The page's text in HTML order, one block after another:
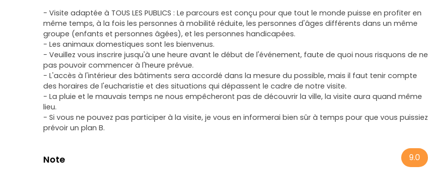
- Visite adaptée à TOUS LES PUBLICS : Le parcours est conçu pour que tout le monde puisse en profiter en
même temps, à la fois les personnes à mobilité réduite, les personnes d'âges différents dans un même
groupe (enfants et personnes âgées), et les personnes handicapées.
- Les animaux domestiques sont les bienvenus.
- Veuillez vous inscrire jusqu'à une heure avant le début de l'événement, faute de quoi nous risquons de ne
pas pouvoir commencer à l'heure prévue.
- L'accès à l'intérieur des bâtiments sera accordé dans la mesure du possible, mais il faut tenir compte
des horaires de l'eucharistie et des situations qui dépassent le cadre de notre visite.
- La pluie et le mauvais temps ne nous empêcheront pas de découvrir la ville, la visite aura quand même
lieu.
- Si vous ne pouvez pas participer à la visite, je vous en informerai bien sûr à temps pour que vous puissiez
prévoir un plan B.
Note 9.0